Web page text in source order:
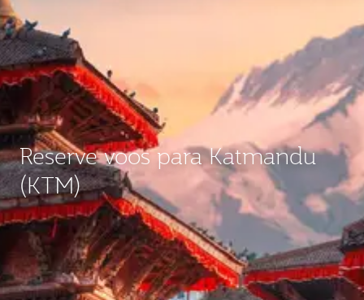
Reserve voos para Katmandu
(KTM)